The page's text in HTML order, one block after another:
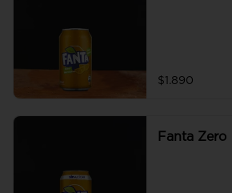
$1.890
Fanta Zero